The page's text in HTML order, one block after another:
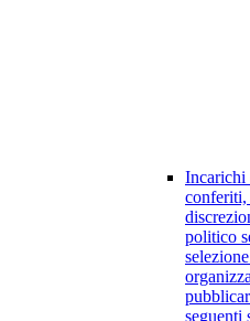
Incarichi
politico
seguenti